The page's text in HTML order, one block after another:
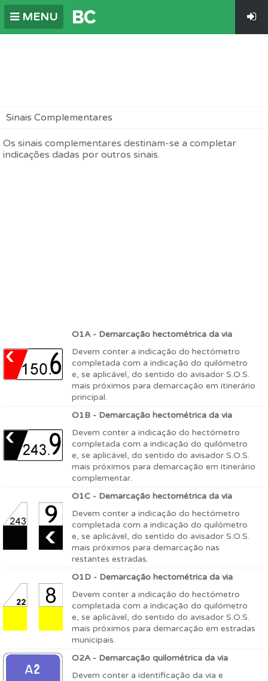
MENU
Sinais Complementares
Os sinais complementares destinam-se a completar
indicações dadas por outros sinais.
O1A - Demarcação hectométrica da via
Devem conter a indicação do hectómetro
completada com a indicação do quilómetro
e, se aplicável, do sentido do avisador S.O.S.
mais próximos para demarcação em itinerário
principal.
O1B - Demarcação hectométrica da via
Devem conter a indicação do hectómetro
completada com a indicação do quilómetro
e, se aplicável, do sentido do avisador S.O.S.
mais próximos para demarcação em itinerário
complementar.
O1C - Demarcação hectométrica da via
Devem conter a indicação do hectómetro
completada com a indicação do quilómetro
e, se aplicável, do sentido do avisador S.O.S.
mais próximos para demarcação nas
restantes estradas.
O1D - Demarcação hectométrica da via
Devem conter a indicação do hectómetro
completada com a indicação do quilómetro
e, se aplicável, do sentido do avisador S.O.S.
mais próximos para demarcação em estradas
municipais.
O2A - Demarcação quilométrica da via
Devem conter a identificação da via e